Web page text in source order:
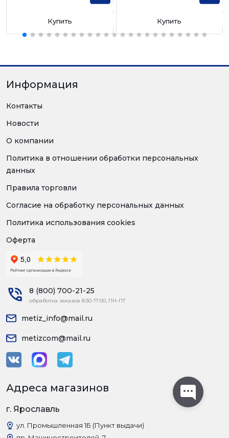
Купить Купить
Информация
Контакты
Новости
О компании
Политика в отношении обработки персональных
данных
Правила торговли
Согласие на обработку персональных данных
Политика использования cookies
Оферта
8 (800) 700-21-25
обработка заказов 8:30-17:00, ПН-ПТ
metiz_info@mail.ru
metizcom@mail.ru
Адреса магазинов
г. Ярославль
ул. Промышленная 1Б (Пункт выдачи)